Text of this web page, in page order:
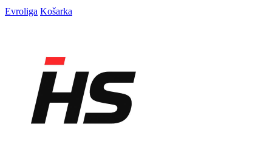
Evroliga Košarka